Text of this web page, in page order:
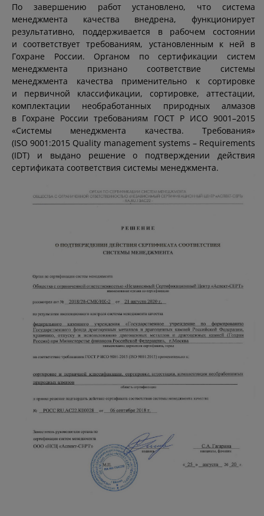
По завершению работ установлено, что система
менеджмента качества внедрена, функционирует
результативно, поддерживается в рабочем состоянии
и соответствует требованиям, установленным к ней в
Гохране России. Органом по сертификации систем
менеджмента признано соответствие системы
менеджмента качества применительно к сортировке
и первичной классификации, сортировке, аттестации,
комплектации необработанных природных алмазов
в Гохране России требованиям ГОСТ Р ИСО 9001–2015
«Системы менеджмента качества. Требования»
(ISO 9001:2015 Quality management systems – Requirements
(IDT) и выдано решение о подтверждении действия
сертификата соответствия системы менеджмента.